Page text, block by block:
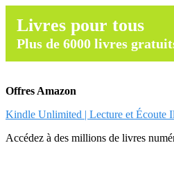
Livres pour tous
Plus de 6000 livres
Offres Amazon
Kindle Unlimited | Lecture et Écoute
Accédez à des millions de livres